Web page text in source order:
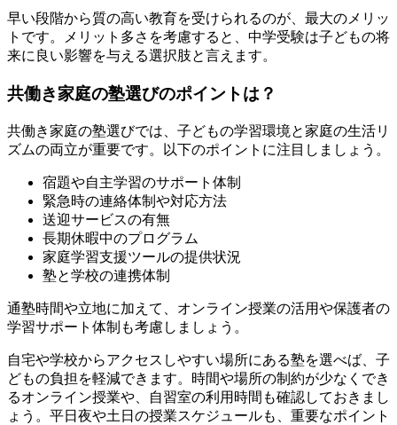
早い段階から質の高い教育を受けられるのが、最大のメリッ
トです。メリット多さを考慮すると、中学受験は子どもの将
来に良い影響を与える選択肢と言えます。
共働き家庭の塾選びのポイントは？
共働き家庭の塾選びでは、子どもの学習環境と家庭の生活リ
ズムの両立が重要です。以下のポイントに注目しましょう。
宿題や自主学習のサポート体制
緊急時の連絡体制や対応方法
送迎サービスの有無
長期休暇中のプログラム
家庭学習支援ツールの提供状況
塾と学校の連携体制
通塾時間や立地に加えて、オンライン授業の活用や保護者の
学習サポート体制も考慮しましょう。
自宅や学校からアクセスしやすい場所にある塾を選べば、子
どもの負担を軽減できます。時間や場所の制約が少なくでき
るオンライン授業や、自習室の利用時間も確認しておきまし
ょう。平日夜や土日の授業スケジュールも、重要なポイント